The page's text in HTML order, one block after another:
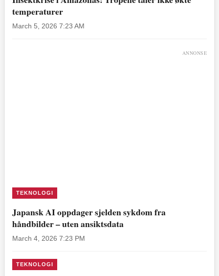
temperaturer
March 5, 2026 7:23 AM
ANNONSE
TEKNOLOGI
Japansk AI oppdager sjelden sykdom fra
håndbilder – uten ansiktsdata
March 4, 2026 7:23 PM
TEKNOLOGI